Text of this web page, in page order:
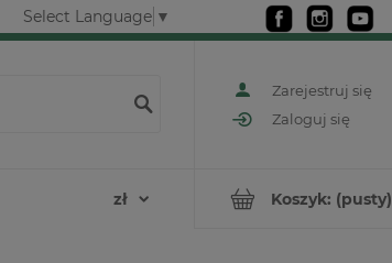
Select Language ▼
Zarejestruj się
Zaloguj się
Koszyk: (pusty)